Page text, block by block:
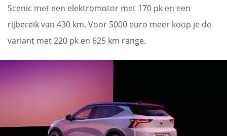
Scenic met een elektromotor met 170 pk en een
rijbereik van 430 km. Voor 5000 euro meer koop je de
variant met 220 pk en 625 km range.